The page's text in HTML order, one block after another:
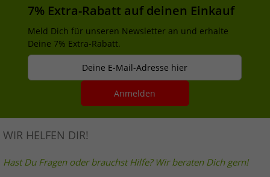
7% Extra-Rabatt auf deinen Einkauf
Meld Dich für unseren Newsletter an und erhalte
Deine 7% Extra-Rabatt.
Deine E-Mail-Adresse hier
Anmelden
WIR HELFEN DIR!
Hast Du Fragen oder brauchst Hilfe? Wir beraten Dich gern!